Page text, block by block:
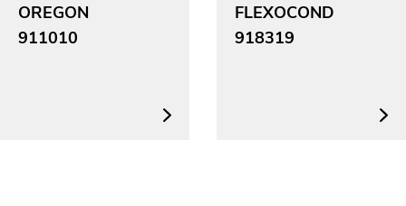
OREGON
911010
FLEXOCOND
918319